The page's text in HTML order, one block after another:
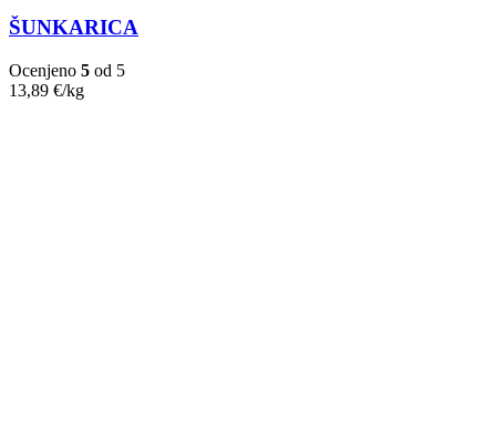
ŠUNKARICA
Ocenjeno 5 od 5
13,89 €/kg